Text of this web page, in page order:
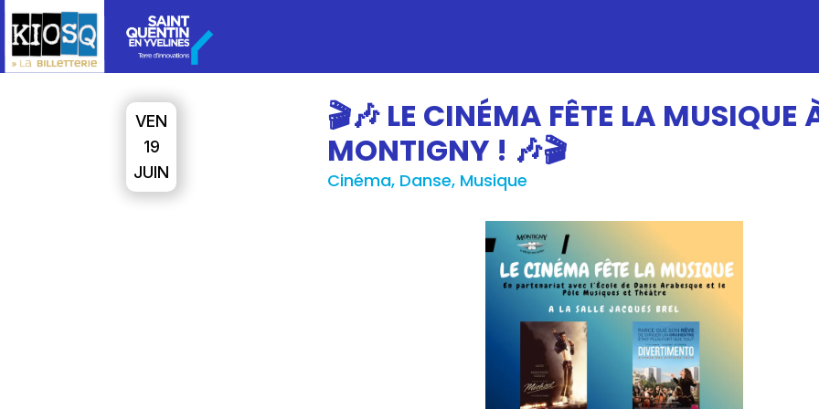
VEN
19
JUIN
🎬🎶 LE CINÉMA FÊTE LA MUSIQUE
MONTIGNY ! 🎶🎬
Cinéma, Danse, Musique